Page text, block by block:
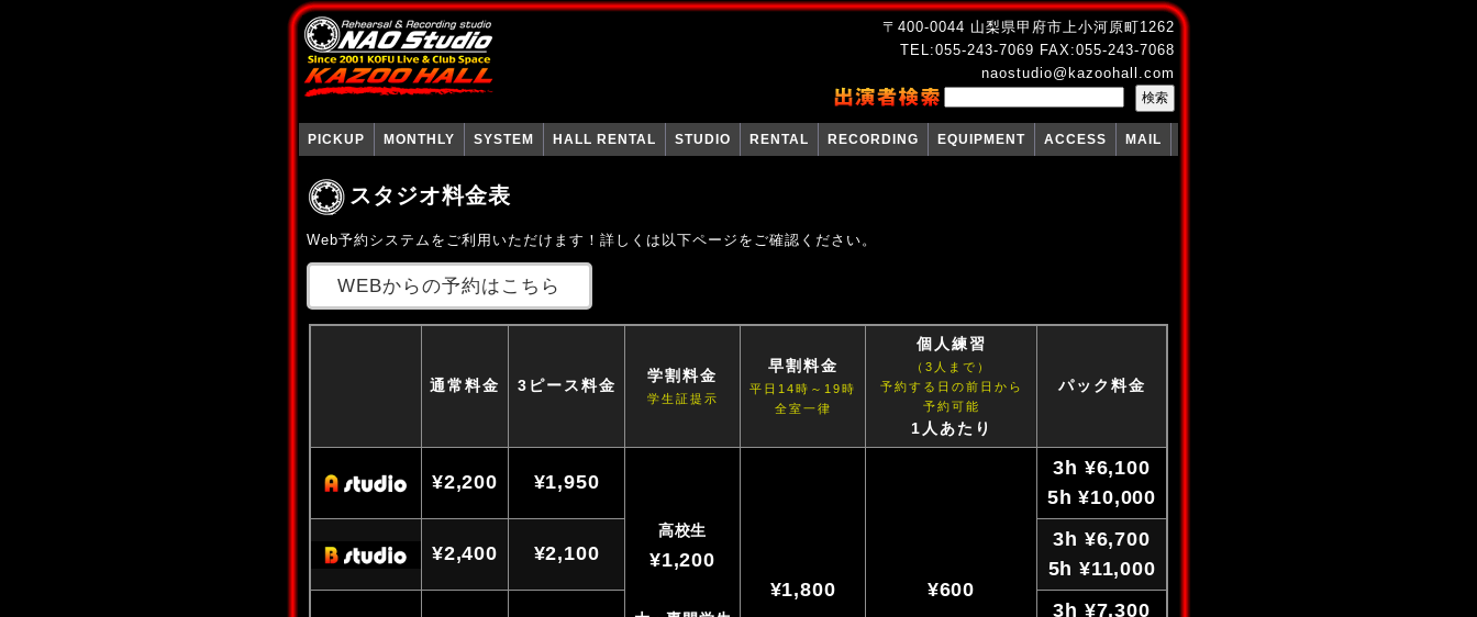
〒400-0044 山梨県甲府市上小河原町1262
TEL:055-243-7069 FAX:055-243-7068
naostudio@kazoohall.com
PICKUP MONTHLY SYSTEM HALL RENTAL STUDIO RENTAL RECORDING EQUIPMENT ACCESS MAIL
スタジオ料金表
Web予約システムをご利用いただけます！詳しくは以下ページをご確認ください。
WEBからの予約はこちら
通常料金 3ピース料金
学割料金
学生証提示
早割料金
平日14時～19時
全室一律
個人練習
（3人まで）
予約する日の前日から
予約可能
1人あたり
パック料金
¥2,200 ¥1,950
高校生
¥1,200
¥1,800 ¥600
3h ¥6,100
5h ¥10,000
¥2,400 ¥2,100
3h ¥6,700
5h ¥11,000
3h ¥7,300